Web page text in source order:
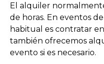
El alquiler
de horas. En eventos
habitual es contratar
también ofrecemos
evento si es necesario.